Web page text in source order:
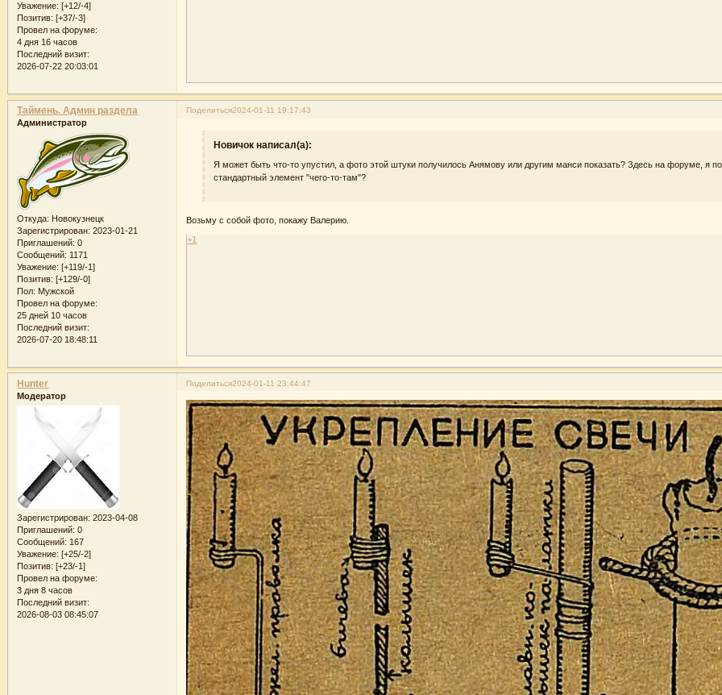
Уважение: [+12/-4]
Позитив: [+37/-3]
Провел на форуме:
4 дня 16 часов
Последний визит:
2026-07-22 20:03:01
Поделиться2024-01-11 19:17:43
Таймень. Админ раздела
Администратор
Откуда: Новокузнецк
Зарегистрирован: 2023-01-21
Приглашений: 0
Сообщений: 1171
Уважение: [+119/-1]
Позитив: [+129/-0]
Пол: Мужской
Провел на форуме:
25 дней 10 часов
Последний визит:
2026-07-20 18:48:11
Новичок написал(а):
Я может быть что-то упустил, а фото этой штуки получилось Анямову или другим манси показать? Здесь на форуме, я
стандартный элемент "чего-то-там"?
Возьму с собой фото, покажу Валерию.
+1
Поделиться2024-01-11 23:44:47
Hunter
Модератор
Зарегистрирован: 2023-04-08
Приглашений: 0
Сообщений: 167
Уважение: [+25/-2]
Позитив: [+23/-1]
Провел на форуме:
3 дня 8 часов
Последний визит:
2026-08-03 08:45:07